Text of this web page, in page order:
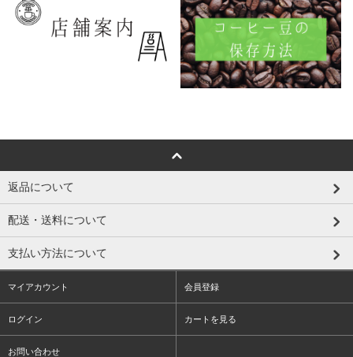
返品について
配送・送料について
支払い方法について
マイアカウント 会員登録
ログイン カートを見る
お問い合わせ